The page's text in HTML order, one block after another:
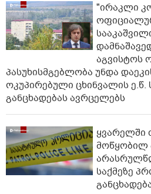
"ირაკლი
აგვისტოს
პასუხისმგებლობა უნდა
ოკუპირებული ცხინვალის ე.წ.
განცხადებას ავრცელებს
ყვარელში
მოწყობილ
საქმეზე